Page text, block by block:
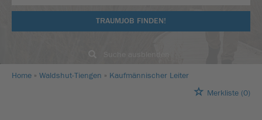
TRAUMJOB FINDEN!
Home Waldshut-Tiengen
Kaufmännischer Leiter
Merkliste (0)